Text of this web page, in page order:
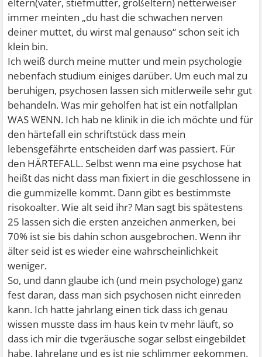
immer meinten „du hast die schwachen nerven
deiner muttet, du wirst mal genauso“ schon seit ich
klein bin.
Ich weiß durch meine mutter und mein psychologie
nebenfach studium einiges darüber. Um euch mal zu
beruhigen, psychosen lassen sich mitlerweile sehr gut
behandeln. Was mir geholfen hat ist ein notfallplan
WAS WENN. Ich hab ne klinik in die ich möchte und für
den härtefall ein schriftstück dass mein
lebensgefährte entscheiden darf was passiert. Für
den HÄRTEFALL. Selbst wenn ma eine psychose hat
heißt das nicht dass man fixiert in die geschlossene in
die gummizelle kommt. Dann gibt es bestimmste
risokoalter. Wie alt seid ihr? Man sagt bis spätestens
25 lassen sich die ersten anzeichen anmerken, bei
70% ist sie bis dahin schon ausgebrochen. Wenn ihr
älter seid ist es wieder eine wahrscheinlichkeit
weniger.
So, und dann glaube ich (und mein psychologe) ganz
fest daran, dass man sich psychosen nicht einreden
kann. Ich hatte jahrlang einen tick dass ich genau
wissen musste dass im haus kein tv mehr läuft, so
dass ich mir die tvgeräusche sogar selbst eingebildet
habe. Jahrelang und es ist nie schlimmer gekommen.